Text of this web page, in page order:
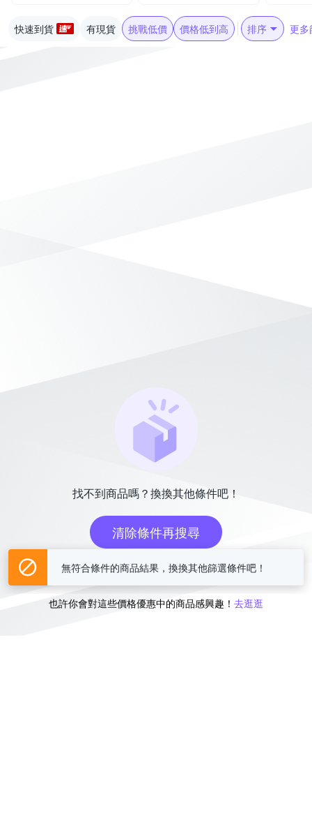
快速到貨 有現貨 挑戰低價 價格低到高 排序 更多
找不到商品嗎？換換其他條件吧！
清除條件再搜尋
或
也許你會對這些價格優惠中的商品感興趣！ 去逛逛
無符合條件的商品結果，換換其他篩選條件吧！